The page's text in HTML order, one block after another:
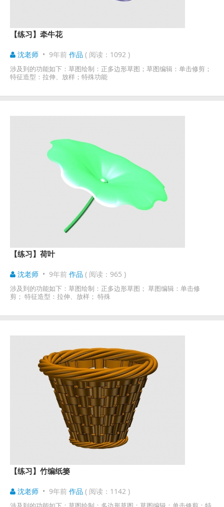
【练习】牵牛花
沈老师 • 9年前 作品 ( 阅读：1092 )
涉及到的功能如下：草图绘制：正多边形草图；草图编辑：单击修剪；
特征造型：拉伸、放样；特殊功能
【练习】荷叶
沈老师 • 9年前 作品 ( 阅读：965 )
涉及到的功能如下：草图绘制：正多边形草图； 草图编辑：单击修
剪； 特征造型：拉伸、放样； 特殊
【练习】竹编纸篓
沈老师 • 9年前 作品 ( 阅读：1142 )